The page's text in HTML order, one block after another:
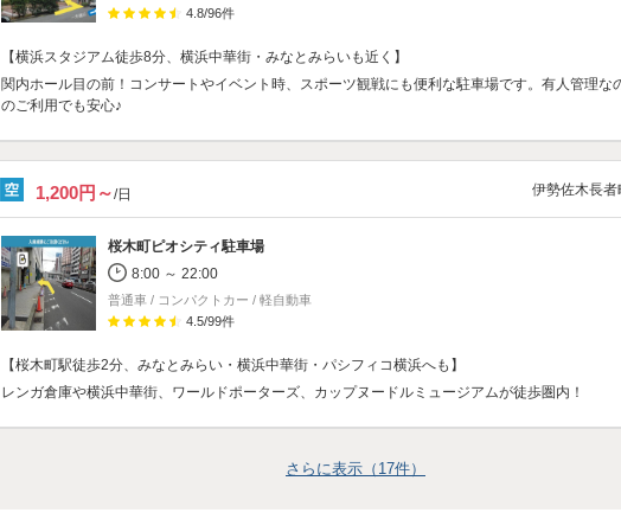
4.8/96件
【横浜スタジアム徒歩8分、横浜中華街・みなとみらいも近く】
関内ホール目の前！コンサートやイベント時、スポーツ観戦にも便利な駐車場です。有人管理な
のご利用でも安心♪
1,200円～/日 伊勢佐木長者
桜木町ピオシティ駐車場
8:00 ～ 22:00
普通車 / コンパクトカー / 軽自動車
4.5/99件
【桜木町駅徒歩2分、みなとみらい・横浜中華街・パシフィコ横浜へも】
レンガ倉庫や横浜中華街、ワールドポーターズ、カップヌードルミュージアムが徒歩圏内！
さらに表示（ 17件）